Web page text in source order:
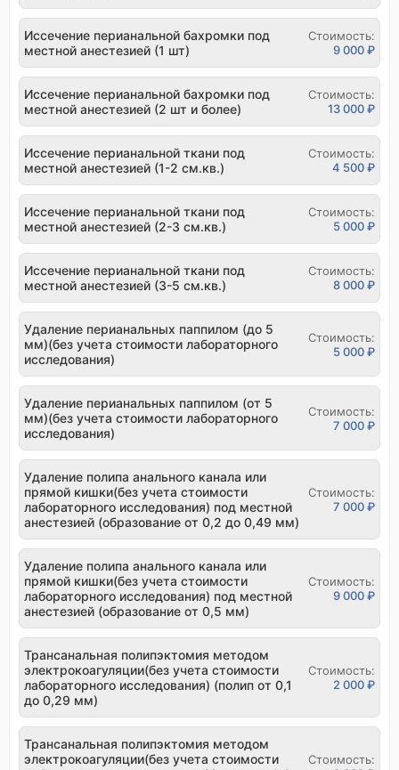
Иссечение перианальной бахромки под
местной анестезией (1 шт)
Стоимость:
9 000 ₽
Иссечение перианальной бахромки под
местной анестезией (2 шт и более)
Стоимость:
13 000 ₽
Иссечение перианальной ткани под
местной анестезией (1-2 см.кв.)
Стоимость:
4 500 ₽
Иссечение перианальной ткани под
местной анестезией (2-3 см.кв.)
Стоимость:
5 000 ₽
Иссечение перианальной ткани под
местной анестезией (3-5 см.кв.)
Стоимость:
8 000 ₽
Удаление перианальных паппилом (до 5
мм)(без учета стоимости лабораторного
исследования)
Стоимость:
5 000 ₽
Удаление перианальных паппилом (от 5
мм)(без учета стоимости лабораторного
исследования)
Стоимость:
7 000 ₽
Удаление полипа анального канала или
прямой кишки(без учета стоимости
лабораторного исследования) под местной
анестезией (образование от 0,2 до 0,49 мм)
Стоимость:
7 000 ₽
Удаление полипа анального канала или
прямой кишки(без учета стоимости
лабораторного исследования) под местной
анестезией (образование от 0,5 мм)
Стоимость:
9 000 ₽
Трансанальная полипэктомия методом
электрокоагуляции(без учета стоимости
лабораторного исследования) (полип от 0,1
до 0,29 мм)
Стоимость:
2 000 ₽
Трансанальная полипэктомия методом
электрокоагуляции(без учета стоимости
Стоимость: